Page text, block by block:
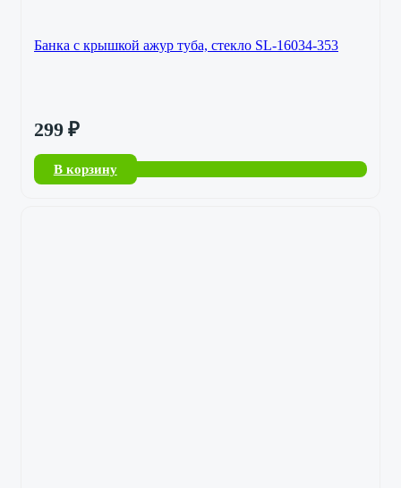
Банка с крышкой ажур туба, стекло SL-16034-353
299 ₽
В корзину